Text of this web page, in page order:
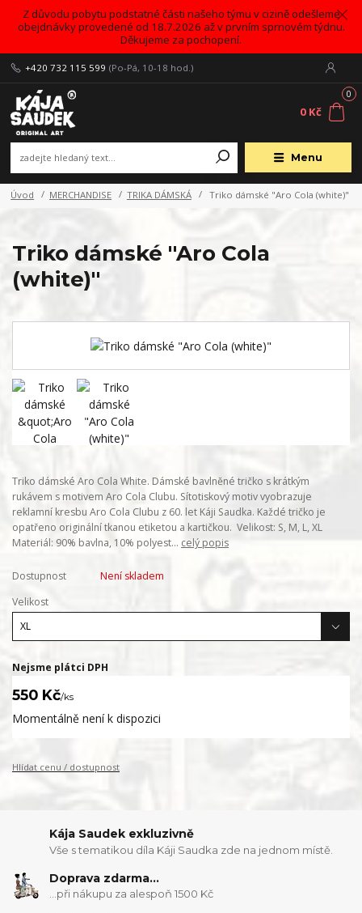
Z důvodu pobytu podstatné části našeho týmu v cizině odešleme
obejdnávky provedené od 18.7.2026 až v prvním sprnovém týdnu.
Děkujeme za pochopení.
Menu
+420 732 115 599 (Po-Pá, 10-18 hod.)
0
0 Kč
Úvod MERCHANDISE TRIKA DÁMSKÁ Triko dámské "Aro Cola (white)"
Triko dámské "Aro Cola
(white)"
Triko dámské Aro Cola White. Dámské bavlněné tričko s krátkým
rukávem s motivem Aro Cola Clubu. Sítotiskový motiv vyobrazuje
reklamní kresbu Aro Cola Clubu z 60. let Káji Saudka. Každé tričko je
opatřeno originální tkanou etiketou a kartičkou. Velikost: S, M, L, XL
Materiál: 90% bavlna, 10% polyest... celý popis
Dostupnost
Není skladem
Velikost
Nejsme plátci DPH
550 Kč/ks
Momentálně není k dispozici
Hlídat cenu / dostupnost
Kája Saudek exkluzivně
Vše s tematikou díla Káji Saudka zde na jednom místě.
Doprava zdarma...
...při nákupu za alespoň 1500 Kč